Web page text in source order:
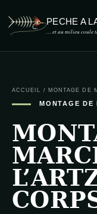
PECHE A
… et au milieu coule
ACCUEIL / MONTAGE DE
MONTAGE DE